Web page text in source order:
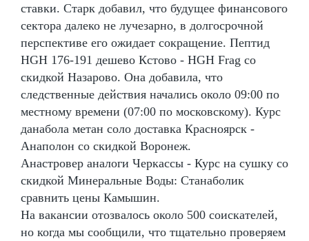
ставки. Старк добавил, что будущее финансового
сектора далеко не лучезарно, в долгосрочной
перспективе его ожидает сокращение. Пептид
HGH 176-191 дешево Кстово - HGH Frag со
скидкой Назарово. Она добавила, что
следственные действия начались около 09:00 по
местному времени (07:00 по московскому). Курс
данабола метан соло доставка Красноярск -
Анаполон со скидкой Воронеж.
Анастровер аналоги Черкассы - Курс на сушку со
скидкой Минеральные Воды: Станаболик
сравнить цены Камышин.
На вакансии отозвалось около 500 соискателей,
но когда мы сообщили, что тщательно проверяем